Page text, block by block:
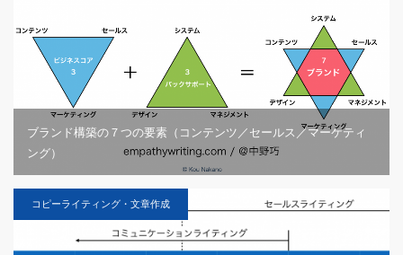
ブランド構築の７つの要素（コンテンツ／セールス／マーケティ
ング）
コピーライティング・文章作成